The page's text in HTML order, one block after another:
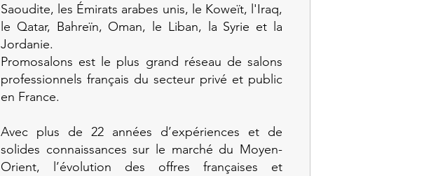
Saoudite, les Émirats arabes unis, le Koweït, l'Iraq,
le Qatar, Bahreïn, Oman, le Liban, la Syrie et la
Jordanie.
Promosalons est le plus grand réseau de salons
professionnels français du secteur privé et public
en France.
Avec plus de 22 années d’expériences et de
solides connaissances sur le marché du Moyen-
Orient, l’évolution des offres françaises et